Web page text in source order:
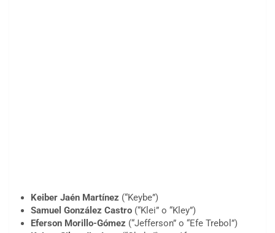
Keiber Jaén Martínez (“Keybe”)
Samuel González Castro (“Klei” o “Kley”)
Eferson Morillo-Gómez (“Jefferson” o “Efe Trebol”)